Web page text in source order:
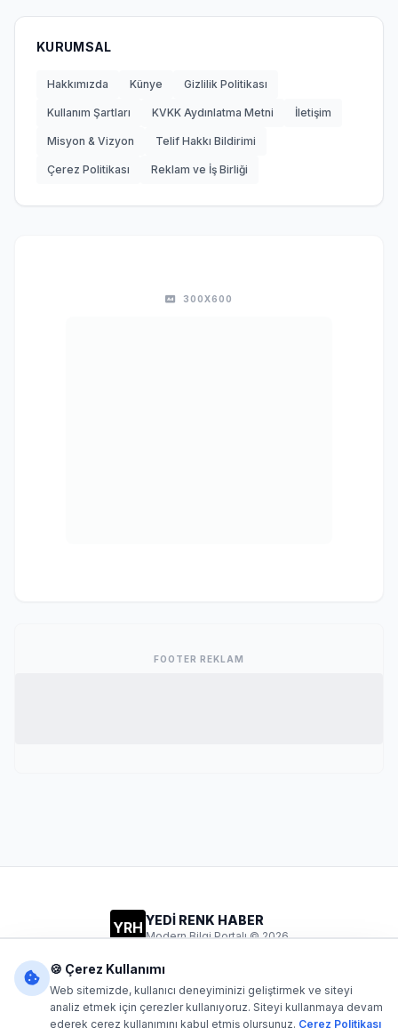
KURUMSAL
Hakkımızda Künye Gizlilik Politikası
Kullanım Şartları KVKK Aydınlatma Metni İletişim
Misyon & Vizyon Telif Hakkı Bildirimi
Çerez Politikası Reklam ve İş Birliği
300X600
FOOTER REKLAM
YRH YEDİ RENK HABER
Modern Bilgi Portalı © 2026
🍪 Çerez Kullanımı
Web sitemizde, kullanıcı deneyiminizi geliştirmek ve siteyi
analiz etmek için çerezler kullanıyoruz. Siteyi kullanmaya devam
ederek çerez kullanımını kabul etmiş olursunuz. Çerez Politikası